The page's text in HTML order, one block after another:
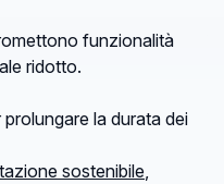
funzionalità
ridotto.
prolungare la durata dei
sostenibile